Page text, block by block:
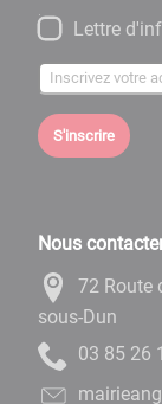
Lettre
S'inscrire
Nous
72 Route
sous-Dun
88 01 62